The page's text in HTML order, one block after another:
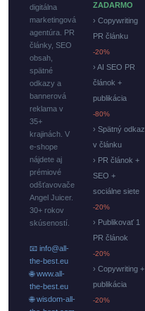
digitálna
marketingová
agentúra. PR
články, SEO
obsah,
spätné
odkazy a
bannerová
reklama v
35+
krajinách. V
e-shope
nájdete aj
prémiové
odšťavovače
Angel Juicer.
30+ rokov
skúseností.
📧 info@all-
the-best.eu
🌐 www.all-
the-best.eu
🌐 wisdom-all-
ZADARMO
› Copywriting
PR článku
-20%
› AI SEO PR
článok +
publikácia
-80%
› Spätný odkaz
v článku
› PR článok +
SEO +
sociálne siete
-20%
› Publikovať 1
PR článok
-20%
› Copywriting +
publikácia
-20%